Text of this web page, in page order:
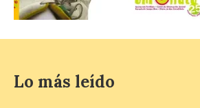
localizar y disfrutar del
eclipse solar del 12 de
agosto con seguridad
Lo más leído